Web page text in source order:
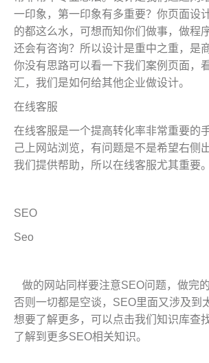
一印象，第一印象有多重要？你页面设
的都这么水，可想而知你们做事，做程
还会有咨询？所以设计是重中之重，是
你没有思路可以看一下我们案例页面，
汇，我们是如何给其他企业做设计。
在线客服
在线客服是一个提高转化率非常重要的
己上网站浏览，有问题是不是希望右侧
我们提供帮助，所以在线客服尤其重要。
SEO
Seo
做的网站同样要注意SEO问题，做完
否则一切都是空谈，SEO里面又涉及到
想要了解更多，可以点击我们知识库查
了解到更多SEO相关知识。